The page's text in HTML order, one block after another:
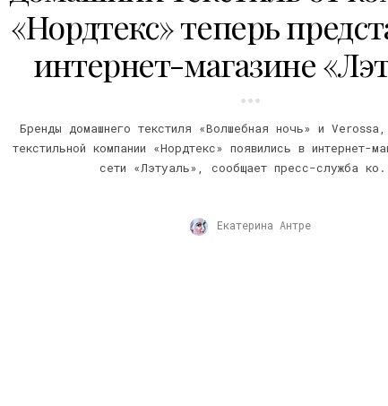
«Нордтекс» теперь
интернет-магазине
Бренды домашнего текстиля «Волшебная ночь» и Verossa,
текстильной компании «Нордтекс» появились в интернет-
сети «Лэтуаль», сообщает пресс-служба
Екатерина Антре